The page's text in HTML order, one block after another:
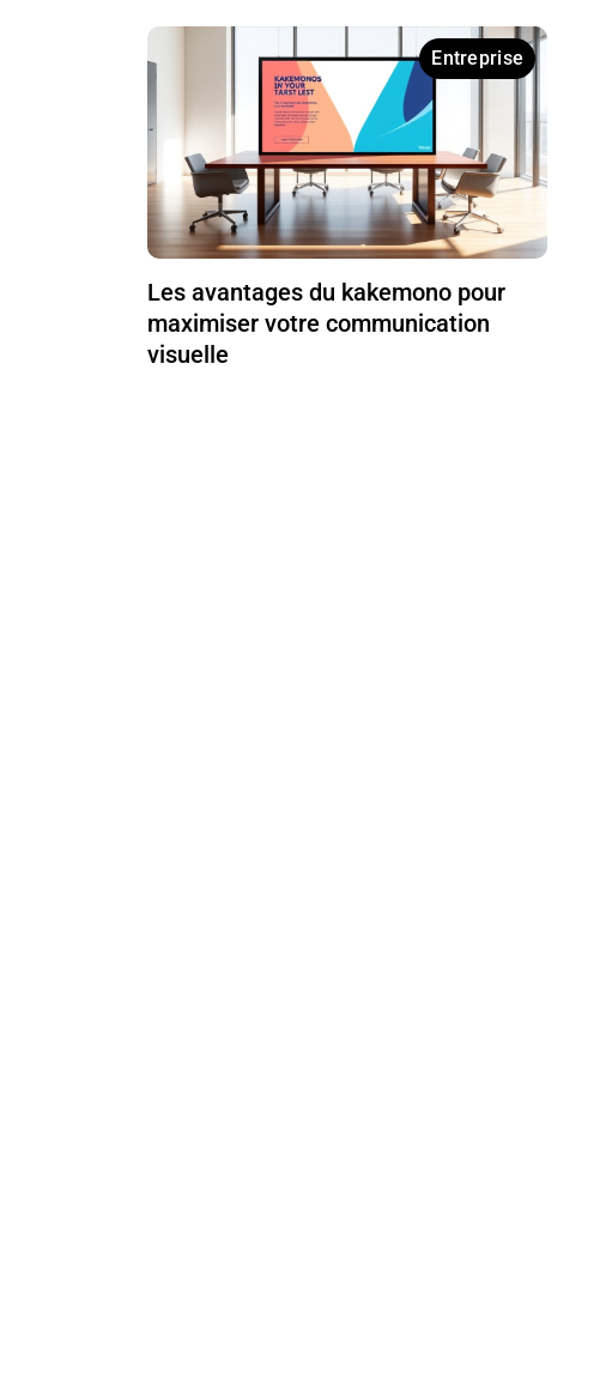
Entreprise
Les avantages du kakemono pour
maximiser votre communication
visuelle